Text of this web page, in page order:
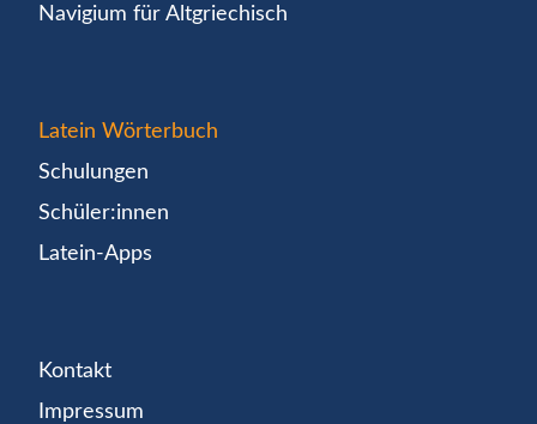
Navigium für Altgriechisch
Latein Wörterbuch
Schulungen
Schüler:innen
Latein-Apps
Kontakt
Impressum